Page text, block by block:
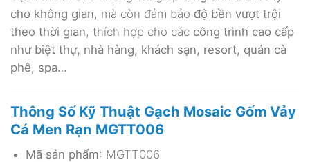
cho không gian, mà còn đảm bảo độ bền vượt trội
theo thời gian, thích hợp cho các công trình cao cấp
như biệt thự, nhà hàng, khách sạn, resort, quán cà
phê, spa…
Thông Số Kỹ Thuật Gạch Mosaic Gốm Vảy
Cá Men Rạn MGTT006
Mã sản phẩm: MGTT006